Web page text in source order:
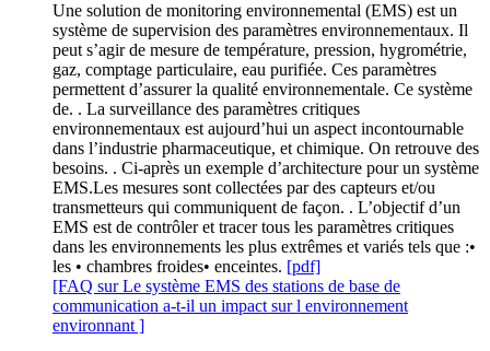
Une solution de monitoring environnemental (EMS) est un
système de supervision des paramètres environnementaux. Il
peut s’agir de mesure de température, pression, hygrométrie,
gaz, comptage particulaire, eau purifiée. Ces paramètres
permettent d’assurer la qualité environnementale. Ce système
de. . La surveillance des paramètres critiques
environnementaux est aujourd’hui un aspect incontournable
dans l’industrie pharmaceutique, et chimique. On retrouve des
besoins. . Ci-après un exemple d’architecture pour un système
EMS.Les mesures sont collectées par des capteurs et/ou
transmetteurs qui communiquent de façon. . L’objectif d’un
EMS est de contrôler et tracer tous les paramètres critiques
dans les environnements les plus extrêmes et variés tels que :•
les • chambres froides• enceintes. [pdf]
[FAQ sur Le système EMS des stations de base de
communication a-t-il un impact sur l environnement
environnant ]